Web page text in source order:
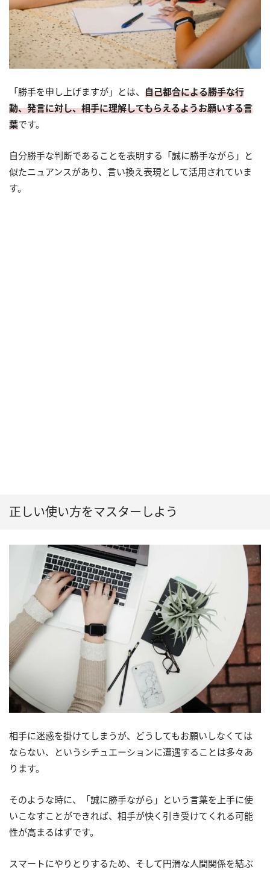
「勝手を申し上げますが」とは、 自己都合による勝手な行
動、発言に対し、相手に理解してもらえるようお願いする言
葉です。
自分勝手な判断であることを表明する「誠に勝手ながら」と
似たニュアンスがあり、言い換え表現として活用されていま
す。
正しい使い方をマスターしよう
相手に迷惑を掛けてしまうが、どうしてもお願いしなくては
ならない、というシチュエーションに遭遇することは多々あ
ります。
そのような時に、「誠に勝手ながら」という言葉を上手に使
いこなすことができれば、相手が快く引き受けてくれる可能
性が高まるはずです。
スマートにやりとりするため、そして円滑な人間関係を結ぶ